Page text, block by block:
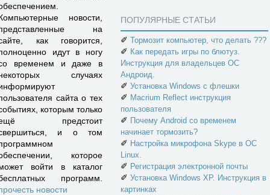
новости,
на
как говорится,
идут в ногу
временем и даже в
случаях
сайта о тех
которым только
предстоит
и о том
которое
войти в каталог
программ.
новости
ПОПУЛЯРНЫЕ СТАТЬИ
✐ Тормозит компьютер, что делать ???
✐ Как передать игры по блютуз.
Инструкция для владельцев ОС
Андроид.
✐ Установка Windows с флешки
✐ Macrium Reflect инструкция
пользователя
✐ Почему Android со временем
начинает тормозить?
✐ Настройка микрофона Skype в ОС
Linux.
✐ Регистрация электронной почты
✐ Установка Windows XP. Инструкция в
картинках